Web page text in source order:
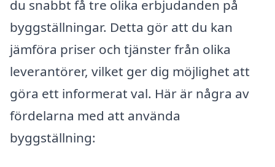
du snabbt få tre olika erbjudanden på
byggställningar. Detta gör att du kan
jämföra priser och tjänster från olika
leverantörer, vilket ger dig möjlighet att
göra ett informerat val. Här är några av
fördelarna med att använda
byggställning: